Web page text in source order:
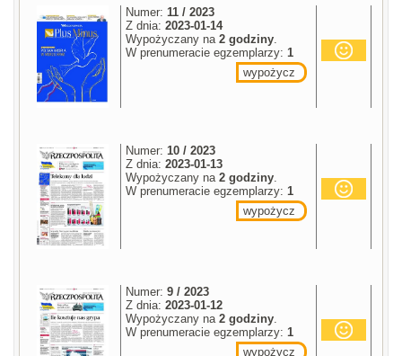
Numer:11 / 2023
Z dnia:2023-01-14
Wypożyczany na2 godziny.
W prenumeracie egzemplarzy:1
wypożycz
Numer:10 / 2023
Z dnia:2023-01-13
Wypożyczany na2 godziny.
W prenumeracie egzemplarzy:1
wypożycz
Numer:9 / 2023
Z dnia:2023-01-12
Wypożyczany na2 godziny.
W prenumeracie egzemplarzy:1
wypożycz